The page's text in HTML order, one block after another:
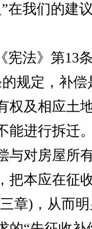
我们的建议
法》第13条
规定，补
权及相应土
能进行拆迁
与对房屋所
把本应在征
章)，从而